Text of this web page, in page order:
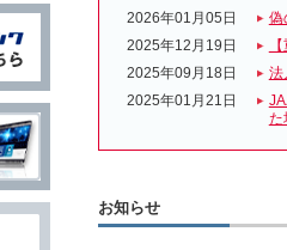
2026年01月05日
偽
2025年12月19日
2025年09月18日
法
2025年01月21日
た
お知らせ